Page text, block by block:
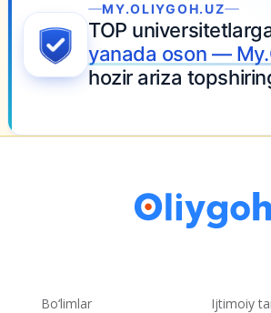
MY.OLIYGOH.UZ
TOP
yanada oson —
hozir ariza
Bo‘limlar Ijtimoiy